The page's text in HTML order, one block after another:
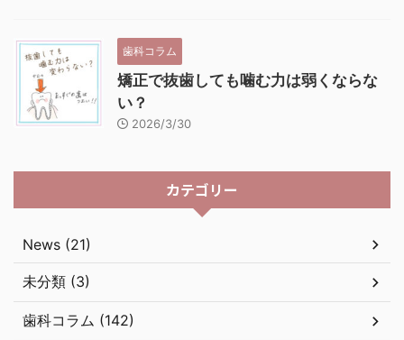
歯科コラム
矯正で抜歯しても噛む力は弱くならな
い？
2026/3/30
カテゴリー
News (21)
未分類 (3)
歯科コラム (142)